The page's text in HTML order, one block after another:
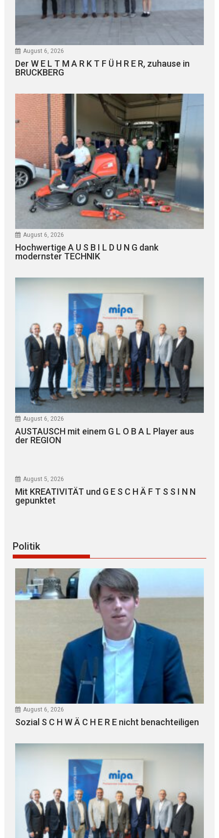
August 6, 2026
Der W E L T M A R K T F Ü H R E R, zuhause in
BRUCKBERG
August 6, 2026
Hochwertige A U S B I L D U N G dank
modernster TECHNIK
August 6, 2026
AUSTAUSCH mit einem G L O B A L Player aus
der REGION
August 5, 2026
Mit KREATIVITÄT und G E S C H Ä F T S S I N N
gepunktet
Politik
August 6, 2026
Sozial S C H W Ä C H E R E nicht benachteiligen